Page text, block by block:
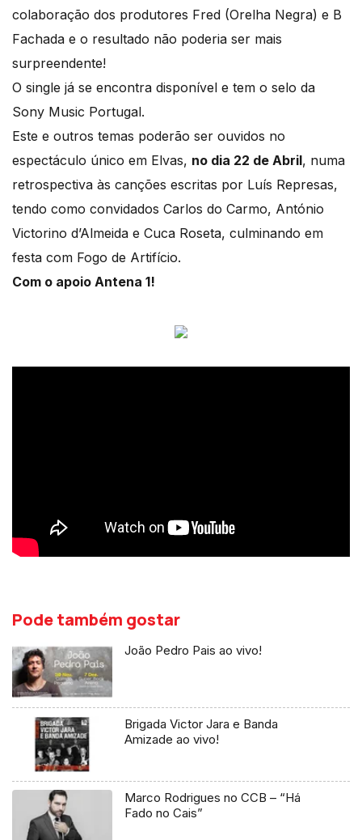
colaboração dos produtores Fred (Orelha Negra) e B
Fachada e o resultado não poderia ser mais
surpreendente!
O single já se encontra disponível e tem o selo da
Sony Music Portugal.
Este e outros temas poderão ser ouvidos no
espectáculo único em Elvas, no dia 22 de Abril, numa
retrospectiva às canções escritas por Luís Represas,
tendo como convidados Carlos do Carmo, António
Victorino d’Almeida e Cuca Roseta, culminando em
festa com Fogo de Artifício.
Com o apoio Antena 1!
Pode também gostar
João Pedro Pais ao vivo!
Brigada Victor Jara e Banda
Amizade ao vivo!
Marco Rodrigues no CCB – “Há
Fado no Cais”